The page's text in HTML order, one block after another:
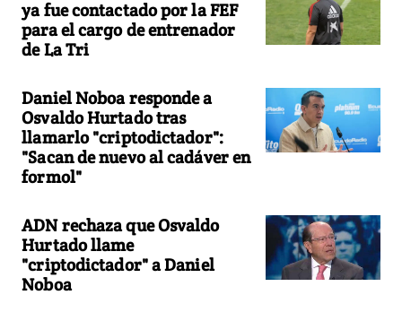
ya fue contactado por la FEF
para el cargo de entrenador
de La Tri
Daniel Noboa responde a
Osvaldo Hurtado tras
llamarlo "criptodictador":
"Sacan de nuevo al cadáver en
formol"
ADN rechaza que Osvaldo
Hurtado llame
"criptodictador" a Daniel
Noboa